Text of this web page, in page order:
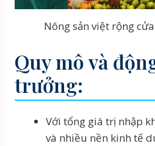
Nông sản việt rộng
Quy mô và
trưởng:
Với tổng giá trị nhập
và nhiều nền kinh tế